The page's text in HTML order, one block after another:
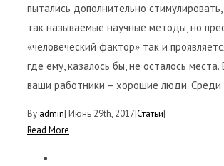
пытались дополнительно
так называемые научные методы, но
«человеческий фактор» так и
где ему, казалось бы, не осталось
ваши работники – хорошие люди. Среди
By admin| Июнь 29th, 2017|Статьи|
Read More